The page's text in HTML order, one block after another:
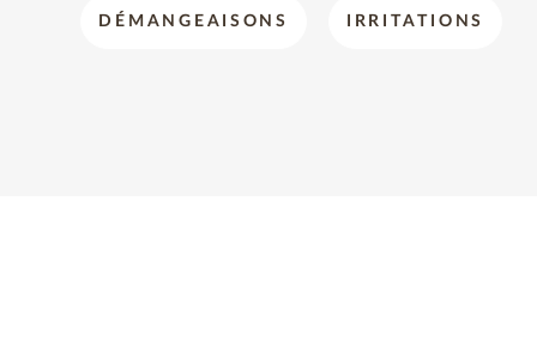
DÉMANGEAISONS IRRITATIONS